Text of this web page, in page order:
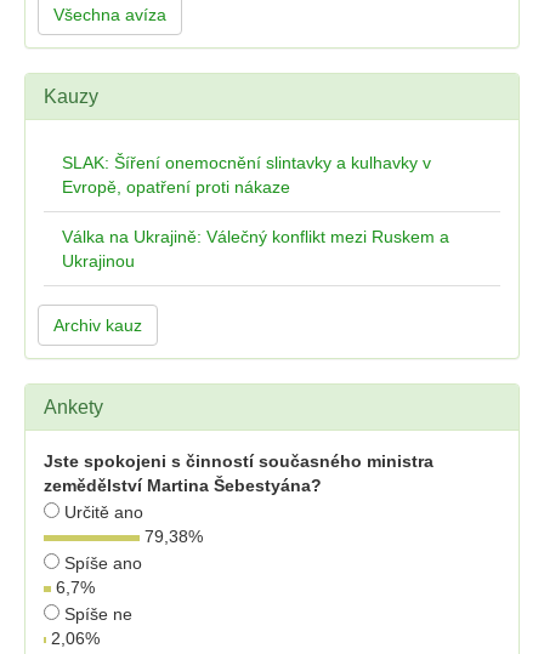
Všechna avíza
Kauzy
SLAK: Šíření onemocnění slintavky a kulhavky v
Evropě, opatření proti nákaze
Válka na Ukrajině: Válečný konflikt mezi Ruskem a
Ukrajinou
Archiv kauz
Ankety
Jste spokojeni s činností současného ministra
zemědělství Martina Šebestyána?
Určitě ano
79,38%
Spíše ano
6,7%
Spíše ne
2,06%